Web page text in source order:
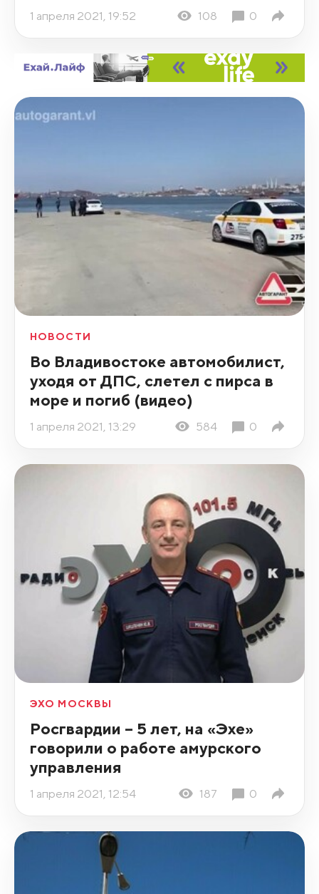
1 апреля 2021, 19:52 108 0
НОВОСТИ
Во Владивостоке автомобилист,
уходя от ДПС, слетел с пирса в
море и погиб (видео)
1 апреля 2021, 13:29 584 0
ЭХО МОСКВЫ
Росгвардии – 5 лет, на «Эхе»
говорили о работе амурского
управления
1 апреля 2021, 12:54 187 0